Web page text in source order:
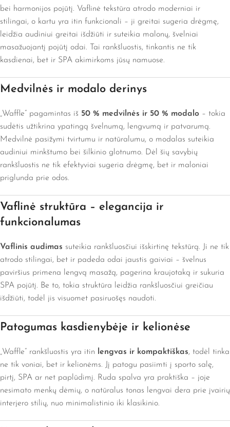
bei harmonijos pojūtį. Vaflinė tekstūra atrodo moderniai ir
stilingai, o kartu yra itin funkcionali – ji greitai sugeria drėgmę,
leidžia audiniui greitai išdžiūti ir suteikia malonų, švelniai
masažuojantį pojūtį odai. Tai rankšluostis, tinkantis ne tik
kasdienai, bet ir SPA akimirkoms jūsų namuose.
Medvilnės ir modalo derinys
„Waffle“ pagamintas iš 50 % medvilnės ir 50 % modalo – tokia
sudėtis užtikrina ypatingą švelnumą, lengvumą ir patvarumą.
Medvilnė pasižymi tvirtumu ir natūralumu, o modalas suteikia
audiniui minkštumo bei šilkinio glotnumo. Dėl šių savybių
rankšluostis ne tik efektyviai sugeria drėgmę, bet ir maloniai
priglunda prie odos.
Vaflinė struktūra – elegancija ir
funkcionalumas
Vaflinis audimas suteikia rankšluosčiui išskirtinę tekstūrą. Ji ne tik
atrodo stilingai, bet ir padeda odai jaustis gaiviai – švelnus
paviršius primena lengvą masažą, pagerina kraujotaką ir sukuria
SPA pojūtį. Be to, tokia struktūra leidžia rankšluosčiui greičiau
išdžiūti, todėl jis visuomet pasiruošęs naudoti.
Patogumas kasdienybėje ir kelionėse
„Waffle“ rankšluostis yra itin lengvas ir kompaktiškas, todėl tinka
ne tik voniai, bet ir kelionėms. Jį patogu pasiimti į sporto salę,
pirtį, SPA ar net paplūdimį. Ruda spalva yra praktiška – joje
nesimato menkų dėmių, o natūralus tonas lengvai dera prie įvairių
interjero stilių, nuo minimalistinio iki klasikinio.